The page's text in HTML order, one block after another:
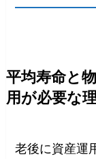
平均寿命と
用が必要な
老後に資産運